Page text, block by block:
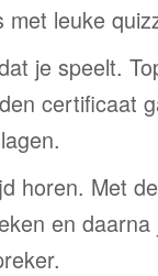
met leuke
je speelt.
certificaat
horen. Met
en